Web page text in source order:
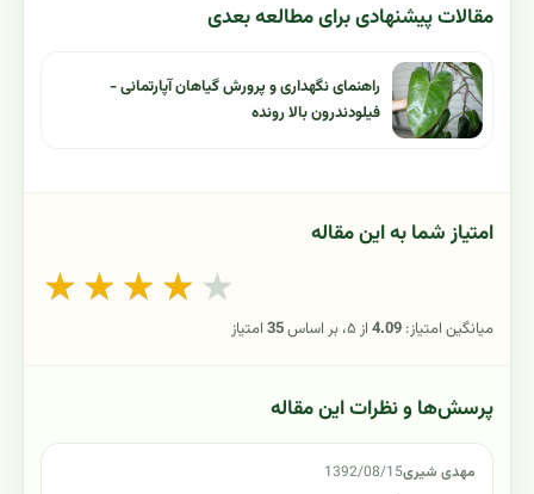
مقالات پیشنهادی برای مطالعه بعدی
راهنمای نگهداری و پرورش گیاهان آپارتمانی -
فیلودندرون بالا رونده
امتیاز شما به این مقاله
★ ★ ★ ★ ★
میانگین امتیاز: 4.09از ۵، بر اساس 35امتیاز
پرسش‌ها و نظرات این مقاله
مهدی شیری1392/08/15